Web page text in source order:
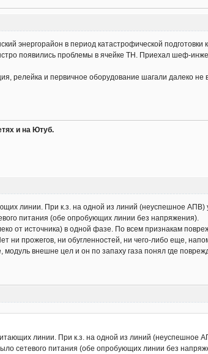
энергорайон в период катастрофической
появились проблемы в ячейке ТН. Приехал шеф-
релейка и первичное оборудование шагали далеко не
и на Ютуб.
линии. При к.з. на одной из линий (неуспешное АПВ)
питания (обе опробующих линии без напряжения).
от источника) в одной фазе. По всем признакам
прожегов, ни обугленностей, ни чего-либо еще,
внешне цел и он по запаху газа понял где
линии. При к.з. на одной из линий (неуспешное
сетевого питания (обе опробующих линии без